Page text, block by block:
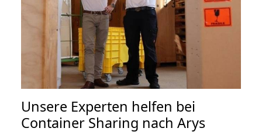
Unsere Experten helfen bei
Container Sharing nach Arys